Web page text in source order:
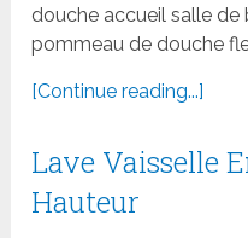
douche accueil salle
pommeau de douche
[Continue reading...]
Lave Vaisselle
Hauteur